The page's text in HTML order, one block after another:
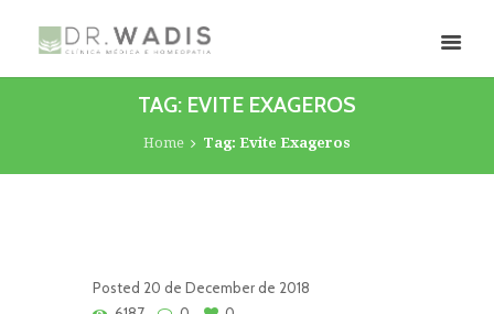
TAG: EVITE EXAGEROS
Home Tag: Evite Exageros
Posted 20 de December de 2018